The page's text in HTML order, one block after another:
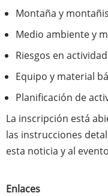
Montaña y
Medio ambiente y
Riesgos en
Equipo y material
Planificación de
La inscripción está
las instrucciones
esta noticia y al
Enlaces